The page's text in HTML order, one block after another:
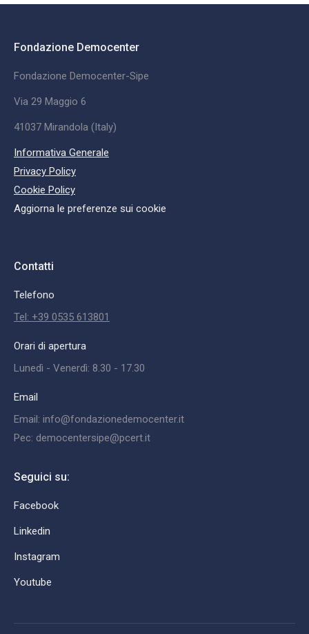
Fondazione Democenter
Fondazione Democenter-Sipe
Via 29 Maggio 6
41037 Mirandola (Italy)
Informativa Generale
Privacy Policy
Cookie Policy
Aggiorna le preferenze sui cookie
Contatti
Telefono
Tel: +39 0535 613801
Orari di apertura
Lunedì - Venerdì: 8.30 - 17.30
Email
Email: info@fondazionedemocenter.it
Pec: democentersipe@pcert.it
Seguici su:
Facebook
Linkedin
Instagram
Youtube